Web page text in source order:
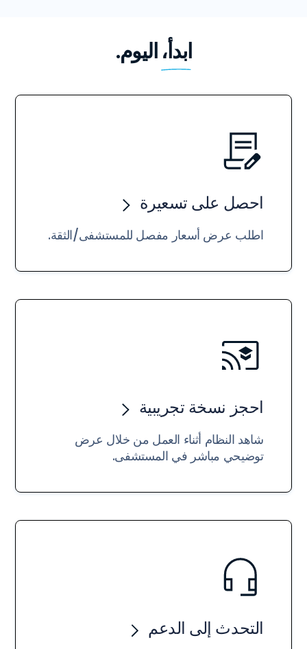
ابدأ،اليوم.
احصل على تسعيرة
اطلب عرض أسعار مفصل للمستشفى/الثقة.
احجز نسخة تجريبية
شاهد النظام أثناء العمل من خلال عرض
توضيحي مباشر في المستشفى.
التحدث إلى الدعم